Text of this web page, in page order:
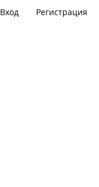
Вход Регистрация